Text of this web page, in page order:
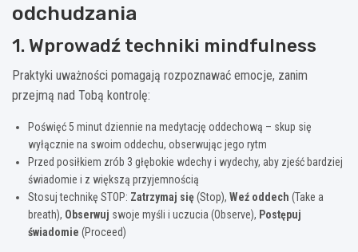
odchudzania
1. Wprowadź techniki mindfulness
Praktyki uważności pomagają rozpoznawać emocje, zanim
przejmą nad Tobą kontrolę:
Poświęć 5 minut dziennie na medytację oddechową – skup się
wyłącznie na swoim oddechu, obserwując jego rytm
Przed posiłkiem zrób 3 głębokie wdechy i wydechy, aby zjeść bardziej
świadomie i z większą przyjemnością
Stosuj technikę STOP: Zatrzymaj się(Stop), Weź oddech (Take a
breath), Obserwuj swoje myśli i uczucia (Observe), Postępuj
świadomie (Proceed)